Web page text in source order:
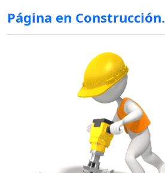
Página en Construcción.